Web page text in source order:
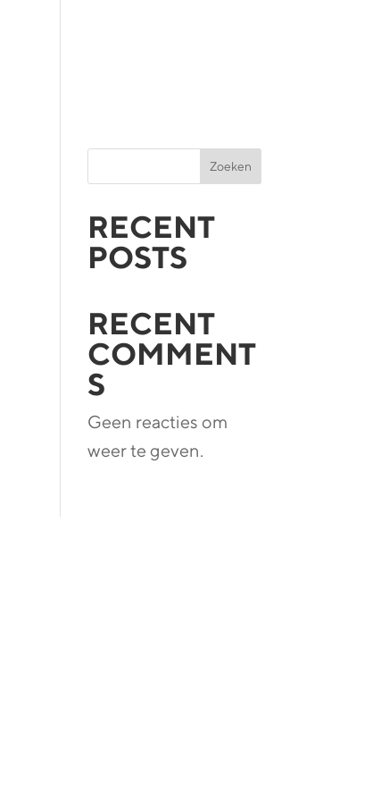
Zoeken
RECENT
POSTS
RECENT
COMMENT
S
Geen reacties om
weer te geven.